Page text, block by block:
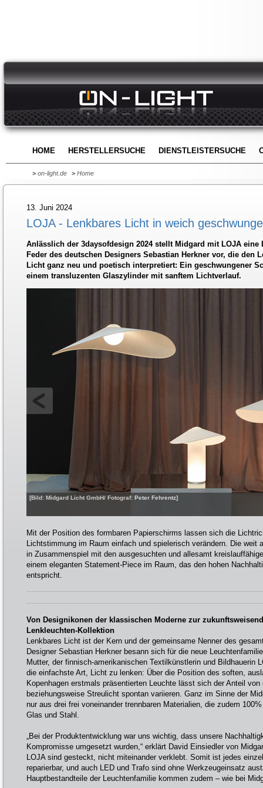
HOME HERSTELLERSUCHE DIENSTLEISTERSUCHE
> on-light.de > Home
13. Juni 2024
LOJA - Lenkbares Licht in weich
Anlässlich der 3daysofdesign 2024 stellt Midgard mit LOJA eine
Feder des deutschen Designers Sebastian Herkner vor, die den
Licht ganz neu und poetisch interpretiert: Ein geschwungener
einem transluzenten Glaszylinder mit sanftem Lichtverlauf.
[Bild: Midgard Licht GmbH/ Fotograf: Peter Fehrentz]
Mit der Position des formbaren Papierschirms lassen sich die
Lichtstimmung im Raum einfach und spielerisch verändern. Die weit
in Zusammenspiel mit den ausgesuchten und allesamt
einem eleganten Statement-Piece im Raum, das den hohen
entspricht.
Von Designikonen der klassischen Moderne zur
Lenkleuchten-Kollektion
Lenkbares Licht ist der Kern und der gemeinsame Nenner des
Designer Sebastian Herkner besann sich für die neue
Mutter, der finnisch-amerikanischen Textilkünstlerin und Bildhauerin
die einfachste Art, Licht zu lenken: Über die Position des soften,
Kopenhagen erstmals präsentierten Leuchte lässt sich der Anteil
beziehungsweise Streulicht spontan variieren. Ganz im Sinne der
nur aus drei frei voneinander trennbaren Materialien, die zudem
Glas und Stahl.
„Bei der Produktentwicklung war uns wichtig, dass unsere
Kompromisse umgesetzt wurden,“ erklärt David Einsiedler von
LOJA sind gesteckt, nicht miteinander verklebt. Somit ist jedes
reparierbar, und auch LED und Trafo sind ohne Werkzeugeinsatz
Hauptbestandteile der Leuchtenfamilie kommen zudem – wie bei